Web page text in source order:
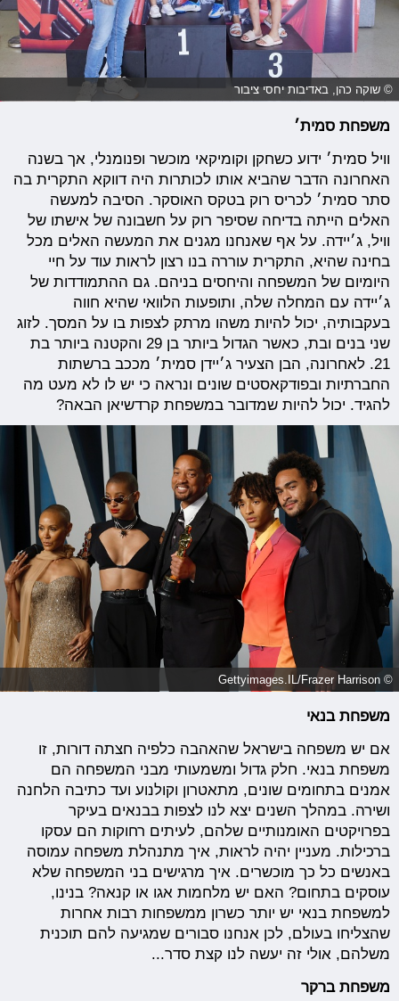
© שוקה כהן, באדיבות יחסי ציבור
משפחת סמית׳
וויל סמית׳ ידוע כשחקן וקומיקאי מוכשר ופנומנלי, אך בשנה
האחרונה הדבר שהביא אותו לכותרות היה דווקא התקרית בה
סתר סמית׳ לכריס רוק בטקס האוסקר. הסיבה למעשה
האלים הייתה בדיחה שסיפר רוק על חשבונה של אישתו של
וויל, ג׳יידה. על אף שאנחנו מגנים את המעשה האלים מכל
בחינה שהיא, התקרית עוררה בנו רצון לראות עוד על חיי
היומיום של המשפחה והיחסים בניהם. גם ההתמודדות של
ג׳יידה עם המחלה שלה, ותופעות הלוואי שהיא חווה
בעקבותיה, יכול להיות משהו מרתק לצפות בו על המסך. לזוג
שני בנים ובת, כאשר הגדול ביותר בן 29 והקטנה ביותר בת
21. לאחרונה, הבן הצעיר ג׳יידן סמית׳ מככב ברשתות
החברתיות ובפודקאסטים שונים ונראה כי יש לו לא מעט מה
להגיד. יכול להיות שמדובר במשפחת קרדשיאן הבאה?
© Gettyimages.IL/Frazer Harrison
משפחת בנאי
אם יש משפחה בישראל שהאהבה כלפיה חצתה דורות, זו
משפחת בנאי. חלק גדול ומשמעותי מבני המשפחה הם
אמנים בתחומים שונים, מתאטרון וקולנוע ועד כתיבה הלחנה
ושירה. במהלך השנים יצא לנו לצפות בבנאים בעיקר
בפרויקטים האומנותיים שלהם, לעיתים רחוקות הם עסקו
ברכילות. מעניין יהיה לראות, איך מתנהלת משפחה עמוסה
באנשים כל כך מוכשרים. איך מרגישים בני המשפחה שלא
עוסקים בתחום? האם יש מלחמות אגו או קנאה? בנינו,
למשפחת בנאי יש יותר כשרון ממשפחות רבות אחרות
שהצליחו בעולם, לכן אנחנו סבורים שמגיעה להם תוכנית
משלהם, אולי זה יעשה לנו קצת סדר...
משפחת ברקר